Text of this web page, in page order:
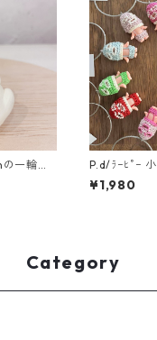
一輪挿
P.d/ﾗｰﾋﾟｰ 小
¥1,980
Category